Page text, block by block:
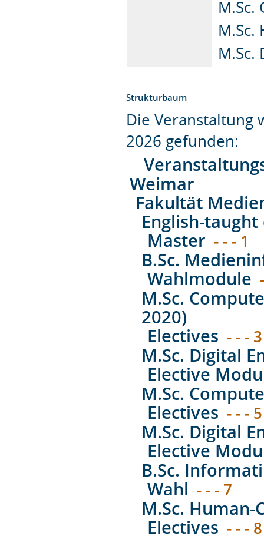
M.Sc.
M.Sc.
Strukturbaum
Die Veranstaltung
2026 gefunden:
Weimar
Fakultät
English-
Master - - - 1
B.Sc.
Wahlmodule
M.Sc.
2020)
Electives - - - 3
M.Sc. Digital
Elective
M.Sc.
Electives - - - 5
M.Sc. Digital
Elective
B.Sc.
Wahl - - - 7
M.Sc.
Electives - - - 8